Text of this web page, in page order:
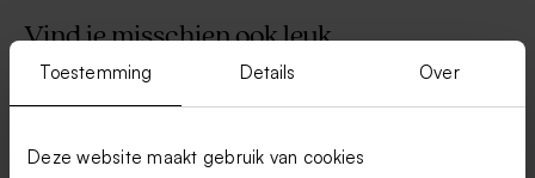
Toestemming Details Over
Deze website maakt gebruik van cookies
Houten potlood met beige
Bellenblaas groen
Vind je misschien ook leuk